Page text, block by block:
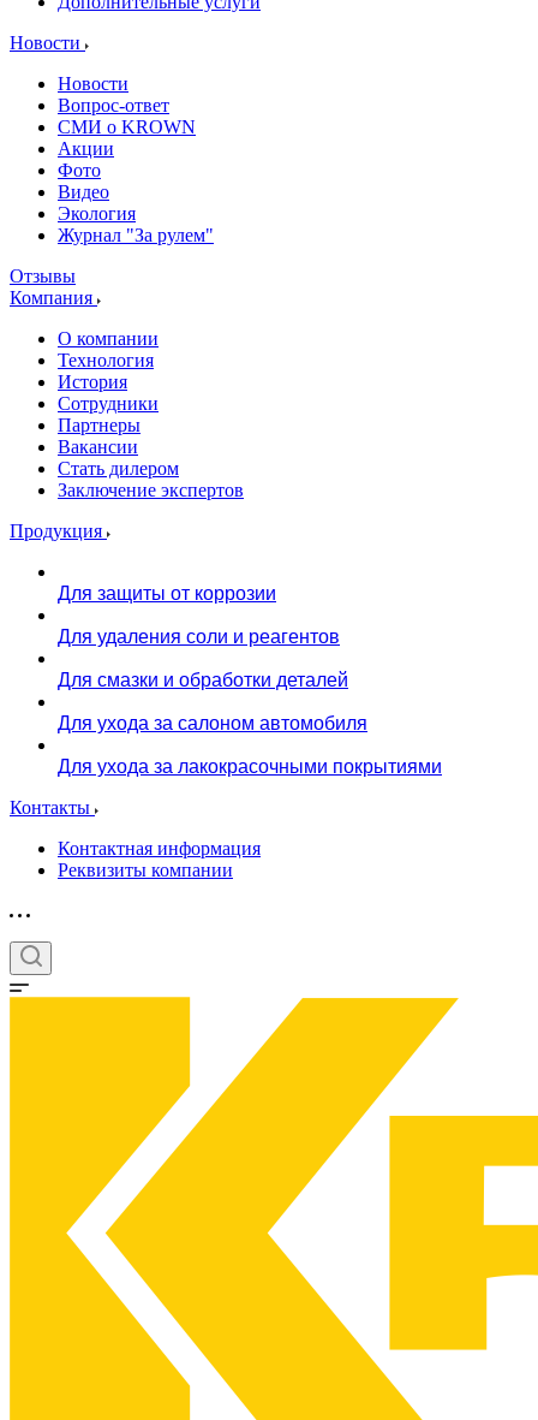
Новости
Новости
Вопрос-ответ
СМИ о KROWN
Акции
Фото
Видео
Экология
Журнал "За рулем"
Отзывы
Компания
О компании
Технология
История
Сотрудники
Партнеры
Вакансии
Стать дилером
Заключение экспертов
Продукция
Для защиты от коррозии
Для удаления соли и реагентов
Для смазки и обработки деталей
Для ухода за салоном автомобиля
Для ухода за лакокрасочными покрытиями
Контакты
Контактная информация
Реквизиты компании